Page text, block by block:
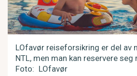
LOfavør reiseforsikring er del av
NTL, men man kan reservere
Foto
LOfavør